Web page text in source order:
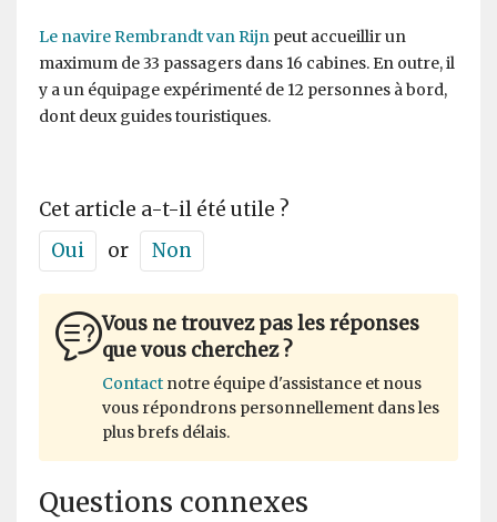
Le navire Rembrandt van Rijn peut accueillir un
maximum de 33 passagers dans 16 cabines. En outre, il
y a un équipage expérimenté de 12 personnes à bord,
dont deux guides touristiques.
Cet article a-t-il été utile ?
Oui
or Non
Vous ne trouvez pas les réponses
que vous cherchez ?
Contact notre équipe d'assistance et nous
vous répondrons personnellement dans les
plus brefs délais.
Questions connexes